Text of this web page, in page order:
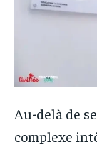
Au-delà de
complexe